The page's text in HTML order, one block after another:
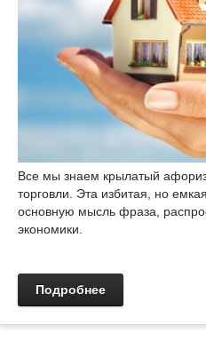
Все мы знаем крылатый
торговли. Эта избитая, но
основную мысль фраза,
экономики.
Подробнее